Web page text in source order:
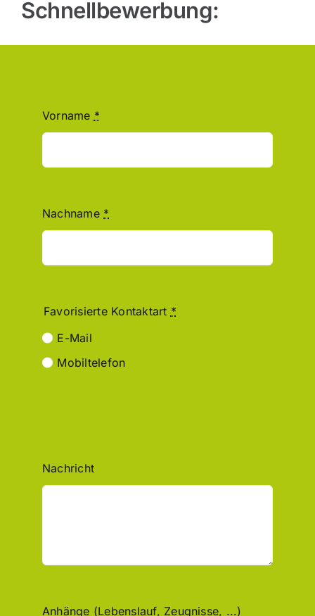
Schnellbewerbung:
Vorname *
Nachname *
Favorisierte Kontaktart *
E-Mail
Mobiltelefon
Nachricht
Anhänge (Lebenslauf, Zeugnisse, ...)